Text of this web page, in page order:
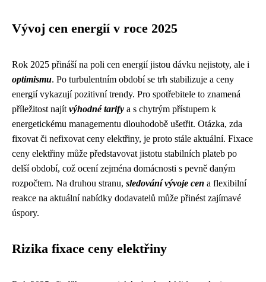
Vývoj cen energií v roce 2025
Rok 2025 přináší na poli cen energií jistou dávku nejistoty, ale i
optimismu. Po turbulentním období se trh stabilizuje a ceny
energií vykazují pozitivní trendy. Pro spotřebitele to znamená
příležitost najít výhodné tarify a s chytrým přístupem k
energetickému managementu dlouhodobě ušetřit. Otázka, zda
fixovat či nefixovat ceny elektřiny, je proto stále aktuální. Fixace
ceny elektřiny může představovat jistotu stabilních plateb po
delší období, což ocení zejména domácnosti s pevně daným
rozpočtem. Na druhou stranu, sledování vývoje cen a flexibilní
reakce na aktuální nabídky dodavatelů může přinést zajímavé
úspory.
Rizika fixace ceny elektřiny